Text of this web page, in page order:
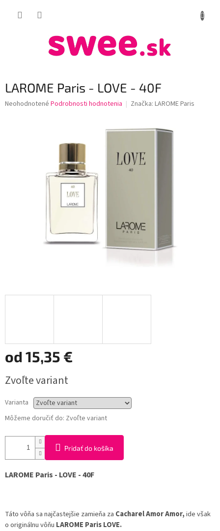
LAROME Paris - LOVE - 40F
Priemerné
Neohodnotené Podrobnosti hodnotenia Značka: LAROME Paris
od 15,35 €
cena:
Zvoľte variant
Varianta
Môžeme doručiť do: Zvoľte variant
Pridať do košíka
LAROME Paris - LOVE - 40F
Táto vôňa sa najčastejšie zamieňa za Cacharel Amor Amor,ide však
o originálnu vôňu LAROME Paris LOVE.